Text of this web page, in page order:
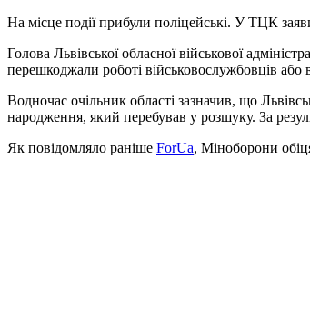
На місце події прибули поліцейські. У ТЦК
Голова Львівської обласної військової
перешкоджали роботі військовослужбовців
Водночас очільник області зазначив, що
народження, який перебував у розшуку. За
Як повідомляло раніше ForUa, Міноборони